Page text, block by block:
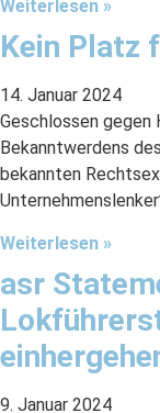
Weiterlesen »
Kein Platz
14. Januar 2024
Geschlossen gegen
Bekanntwerdens
bekannten
Weiterlesen »
asr
9. Januar 2024